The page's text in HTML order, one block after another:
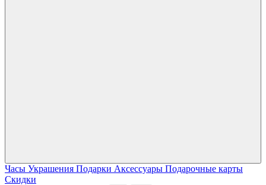
Часы Украшения Подарки Аксессуары Подарочные карты
Скидки